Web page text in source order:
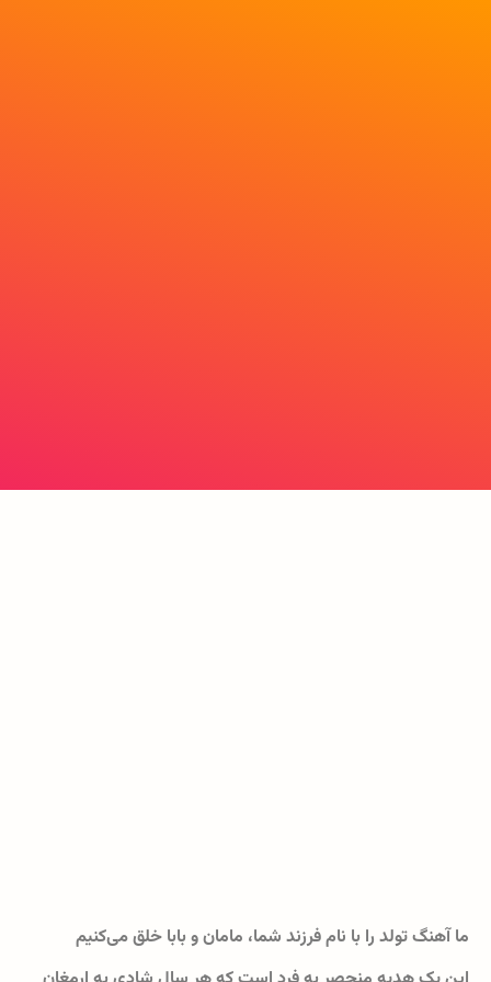
ما آهنگ تولد را با نام فرزند شما، مامان و بابا خلق می‌کنیم